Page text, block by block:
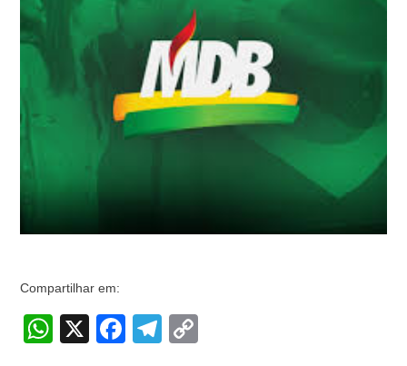
deste ano. Em 2020, o MDB …
Compartilhar em:
W
X
F
T